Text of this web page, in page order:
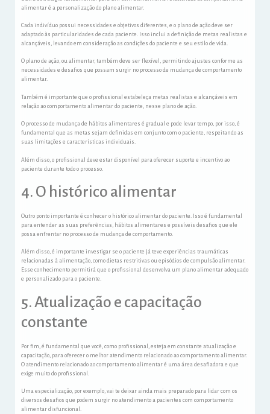
alimentar é a personalização do plano alimentar.
Cada indivíduo possui necessidades e objetivos diferentes, e o plano de ação deve ser
adaptado às particularidades de cada paciente. Isso inclui a definição de metas realistas e
alcançáveis, levando em consideração as condições do paciente e seu estilo de vida.
O plano de ação, ou alimentar, também deve ser flexível, permitindo ajustes conforme as
necessidades e desafios que possam surgir no processo de mudança de comportamento
alimentar.
Também é importante que o profissional estabeleça metas realistas e alcançáveis em
relação ao comportamento alimentar do paciente, nesse plano de ação.
O processo de mudança de hábitos alimentares é gradual e pode levar tempo, por isso, é
fundamental que as metas sejam definidas em conjunto com o paciente, respeitando as
suas limitações e características individuais.
Além disso, o profissional deve estar disponível para oferecer suporte e incentivo ao
paciente durante todo o processo.
4. O histórico alimentar
Outro ponto importante é conhecer o histórico alimentar do paciente. Isso é fundamental
para entender as suas preferências, hábitos alimentares e possíveis desafios que ele
possa enfrentar no processo de mudança de comportamento.
Além disso, é importante investigar se o paciente já teve experiências traumáticas
relacionadas à alimentação, como dietas restritivas ou episódios de compulsão alimentar.
Esse conhecimento permitirá que o profissional desenvolva um plano alimentar adequado
e personalizado para o paciente.
5. Atualização e capacitação
constante
Por fim, é fundamental que você, como profissional, esteja em constante atualização e
capacitação, para oferecer o melhor atendimento relacionado ao comportamento alimentar.
O atendimento relacionado ao comportamento alimentar é uma área desafiadora e que
exige muito do profissional.
Uma especialização, por exemplo, vai te deixar ainda mais preparado para lidar com os
diversos desafios que podem surgir no atendimento a pacientes com comportamento
alimentar disfuncional.